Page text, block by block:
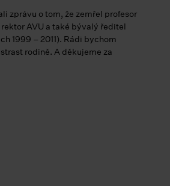
zprávu o tom, že zemřel profesor
AVU a také bývalý ředitel
1999 – 2011). Rádi bychom
rodině. A děkujeme za